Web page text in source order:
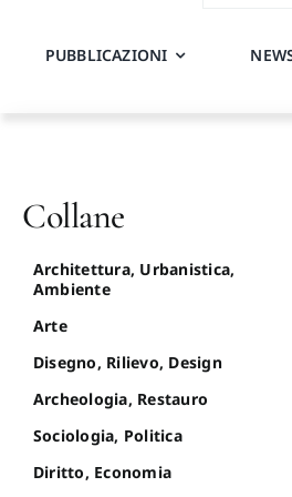
PUBBLICAZIONI
Collane
Architettura, Urbanistica,
Ambiente
Arte
Disegno, Rilievo, Design
Archeologia, Restauro
Sociologia, Politica
Diritto, Economia